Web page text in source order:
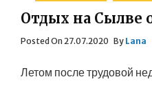
Отдых на Сылве
Posted On Posted
27.07.2020 By Lana
Летом после трудовой